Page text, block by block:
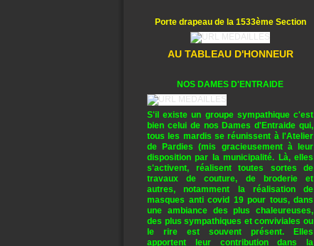
Porte drapeau de la 1533ème Section
AU TABLEAU D'HONNEUR
NOS DAMES D'ENTRAIDE
S'il existe un groupe sympathique c'est
bien celui de nos Dames d'Entraide qui,
tous les mardis se réunissent à l'Atelier
de Pardies (mis gracieusement à leur
disposition par la municipalité. Là, elles
s'activent, réalisent toutes sortes de
travaux de couture, de broderie et
autres, notamment la réalisation de
masques anti covid 19 pour tous, dans
une ambiance des plus chaleureuses,
des plus sympathiques et conviviales ou
le rire est souvent présent. Elles
apportent leur contribution dans la